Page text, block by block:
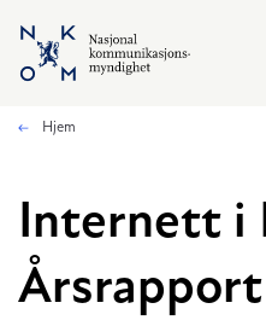
Hopp til hovedinnhold
Hjem
Internett i